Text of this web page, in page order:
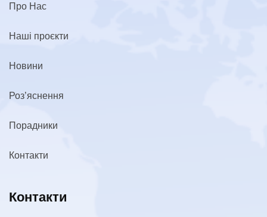
Про Нас
Наші проєкти
Новини
Роз’яснення
Порадники
Контакти
Контакти